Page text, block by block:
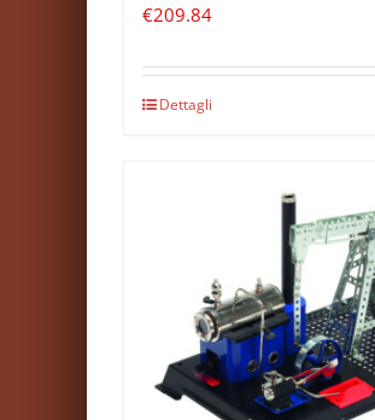
€209.84
Dettagli